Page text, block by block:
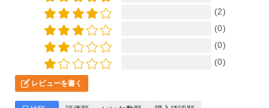
(2)
(0)
(0)
(0)
レビューを書く